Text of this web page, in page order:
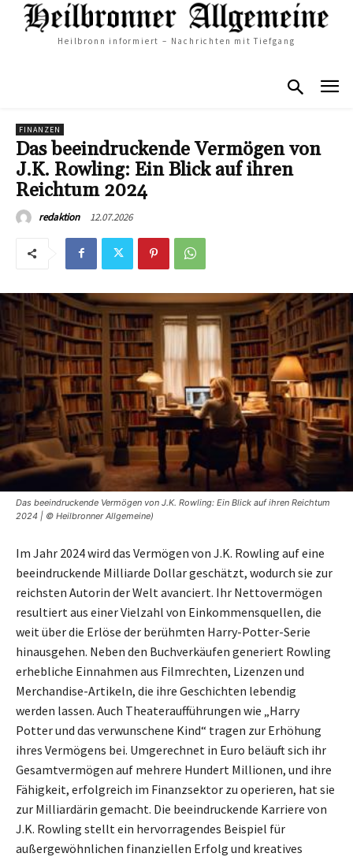
Heilbronn informiert – Nachrichten mit Tiefgang
FINANZEN
Das beeindruckende Vermögen von
J.K. Rowling: Ein Blick auf ihren
Reichtum 2024
redaktion 12.07.2026
Das beeindruckende Vermögen von J.K. Rowling: Ein Blick auf ihren Reichtum
2024 | © Heilbronner Allgemeine)
Im Jahr 2024 wird das Vermögen von J.K. Rowling auf eine
beeindruckende Milliarde Dollar geschätzt, wodurch sie zur
reichsten Autorin der Welt avanciert. Ihr Nettovermögen
resultiert aus einer Vielzahl von Einkommensquellen, die
weit über die Erlöse der berühmten Harry-Potter-Serie
hinausgehen. Neben den Buchverkäufen generiert Rowling
erhebliche Einnahmen aus Filmrechten, Lizenzen und
Merchandise-Artikeln, die ihre Geschichten lebendig
werden lassen. Auch Theateraufführungen wie „Harry
Potter und das verwunschene Kind“ tragen zur Erhöhung
ihres Vermögens bei. Umgerechnet in Euro beläuft sich ihr
Gesamtvermögen auf mehrere Hundert Millionen, und ihre
Fähigkeit, erfolgreich im Finanzsektor zu operieren, hat sie
zur Milliardärin gemacht. Die beeindruckende Karriere von
J.K. Rowling stellt ein hervorragendes Beispiel für
außergewöhnlichen finanziellen Erfolg und kreatives